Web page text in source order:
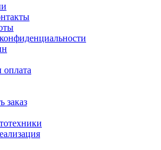
оплата
заказ